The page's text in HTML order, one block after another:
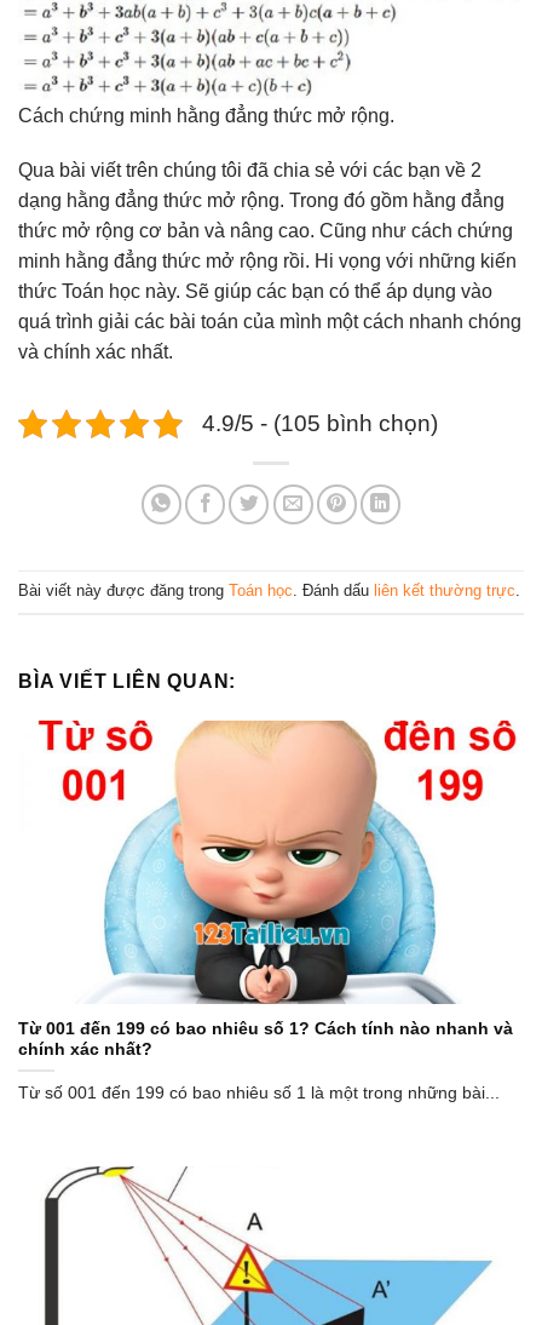
Cách chứng minh hằng đẳng thức mở rộng.
Qua bài viết trên chúng tôi đã chia sẻ với các bạn về 2
dạng hằng đẳng thức mở rộng. Trong đó gồm hằng đẳng
thức mở rộng cơ bản và nâng cao. Cũng như cách chứng
minh hằng đẳng thức mở rộng rồi. Hi vọng với những kiến
thức Toán học này. Sẽ giúp các bạn có thể áp dụng vào
quá trình giải các bài toán của mình một cách nhanh chóng
và chính xác nhất.
4.9/5 - (105 bình chọn)
Bài viết này được đăng trong Toán học . Đánh dấu liên kết thường trực
BÌA VIẾT LIÊN QUAN:
Từ 001 đến 199 có bao nhiêu số 1? Cách tính nào nhanh và
chính xác nhất?
Từ số 001 đến 199 có bao nhiêu số 1 là một trong những bài...